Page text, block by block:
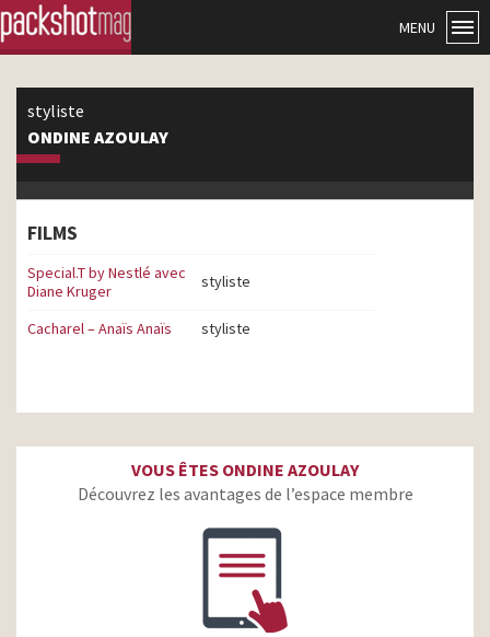
MENU
styliste
ONDINE AZOULAY
FILMS
Special.T by Nestlé avec
Diane Kruger
styliste
Cacharel – Anaïs Anaïs styliste
VOUS ÊTES ONDINE AZOULAY
Découvrez les avantages de l’espace membre